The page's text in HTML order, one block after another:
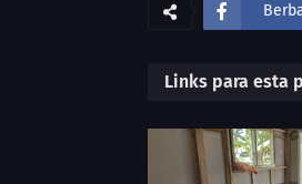
Links para esta